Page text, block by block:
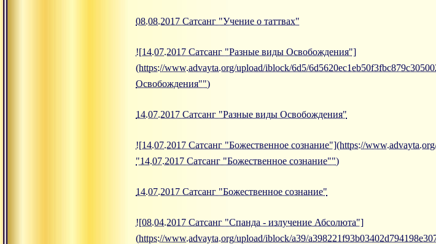
08.08.2017 Сатсанг "Учение о таттвах"
![14.07.2017 Сатсанг "Разные виды Освобождения"]
(https://www.advayta.org/upload/iblock/6d5/
Освобождения"")
14.07.2017 Сатсанг "Разные виды Освобождения"
![14.07.2017 Сатсанг "Божественное сознание"](https://
"14.07.2017 Сатсанг "Божественное сознание"")
14.07.2017 Сатсанг "Божественное сознание"
![08.04.2017 Сатсанг "Спанда - излучение Абсолюта"]
(https://www.advayta.org/upload/iblock/a39/